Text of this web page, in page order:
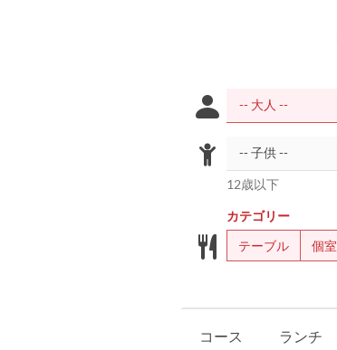
12歳以下
カテゴリー
テーブル
個室
コース ランチ